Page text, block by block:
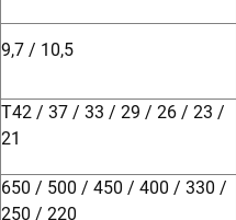
9,7 / 10,5
T42 / 37 / 33 / 29 / 26 / 23 /
21
650 / 500 / 450 / 400 / 330 /
250 / 220